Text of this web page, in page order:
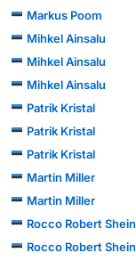
Markus Poom
Mihkel Ainsalu
Mihkel Ainsalu
Mihkel Ainsalu
Patrik Kristal
Patrik Kristal
Patrik Kristal
Martin Miller
Martin Miller
Rocco Robert Shein
Rocco Robert Shein